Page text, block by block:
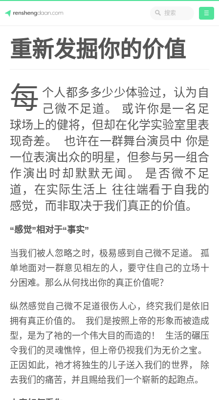
content
人生答案
☰
重新发掘你的价值
每 个人都多多少少体验过，认为自
己微不足道。 或许你是一名足
球场上的健将，但却在化学实验室里表
现奇差。 也许在一群舞台演员中 你是
一位表演出众的明星，但参与另一组合
作演出时却默默无闻。 是否微不足
道，在实际生活上 往往端看于自我的
感觉，而非取决于我们真正的价值。
“感觉”相对于“事实”
当我们被人忽略之时，极易感到自己微不足道。 孤
单地面对一群意见相左的人，要守住自己的立场十
分困难。那么从何找出你的真正价值呢？
纵然感觉自己微不足道很伤人心，终究我们是依旧
拥有真正价值的。 我们是按照上帝的形象而被造成
型，是为了祂的一个伟大目的而造的！ 生活的碾压
令我们的灵魂憔悴，但上帝仍视我们为无价之宝。
正因如此，祂才将独生的儿子送入我们的世界， 除
去我们的痛苦，并且赐给我们一个崭新的起跑点。